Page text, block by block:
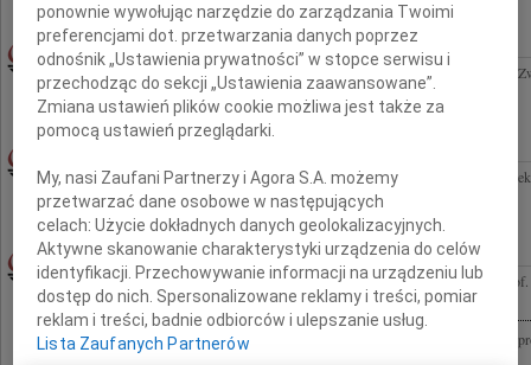
JERZY MACIEJEWSKI 29.01.2010ŁÓDŹ
Z głębokim żalem zawiadamiamy, że zmarł nasz nieodżałowany Przyjaciel, Kolega
Środowiska Warszawskiego Jerzy Maciejewski żołnierz AK, uczestnik Powstania...
Z głębokim żalem przyjęliśmy wiadomość, że 25 stycznia 2010 roku opuścił nas
a przede wszystkim ceniony Partner i Kolega. W poniedziałek, 1 lutego, o...
JULIUSZ BARDACH29.01.2010WARSZAWA
Kochanej Wandzie najserdeczniejsze wyrazy współczucia z powodu śmierci Męża
Człowieka wielkiej mądrości i dobroci składają Krystyna i Hubert Izdebscy
Wandzie Studnik-Bardach wyrazy najgłębszego współczucia z powodu śmierci Męża
ponownie wywołując narzędzie do zarządzania Twoimi
preferencjami dot. przetwarzania danych poprzez
odnośnik „Ustawienia prywatności” w stopce serwisu i
przechodząc do sekcji „Ustawienia zaawansowane”.
Zmiana ustawień plików cookie możliwa jest także za
pomocą ustawień przeglądarki.
My, nasi Zaufani Partnerzy i Agora S.A. możemy
przetwarzać dane osobowe w następujących
celach:Użycie dokładnych danych geolokalizacyjnych.
Aktywne skanowanie charakterystyki urządzenia do celów
identyfikacji. Przechowywanie informacji na urządzeniu lub
dostęp do nich. Spersonalizowane reklamy i treści, pomiar
reklam i treści, badnie odbiorców i ulepszanie usług.
Lista Zaufanych Partnerów